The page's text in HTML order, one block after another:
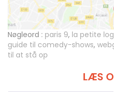
Nøgleord : paris 9, la petite
guide til comedy-shows,
til at stå op
LÆS